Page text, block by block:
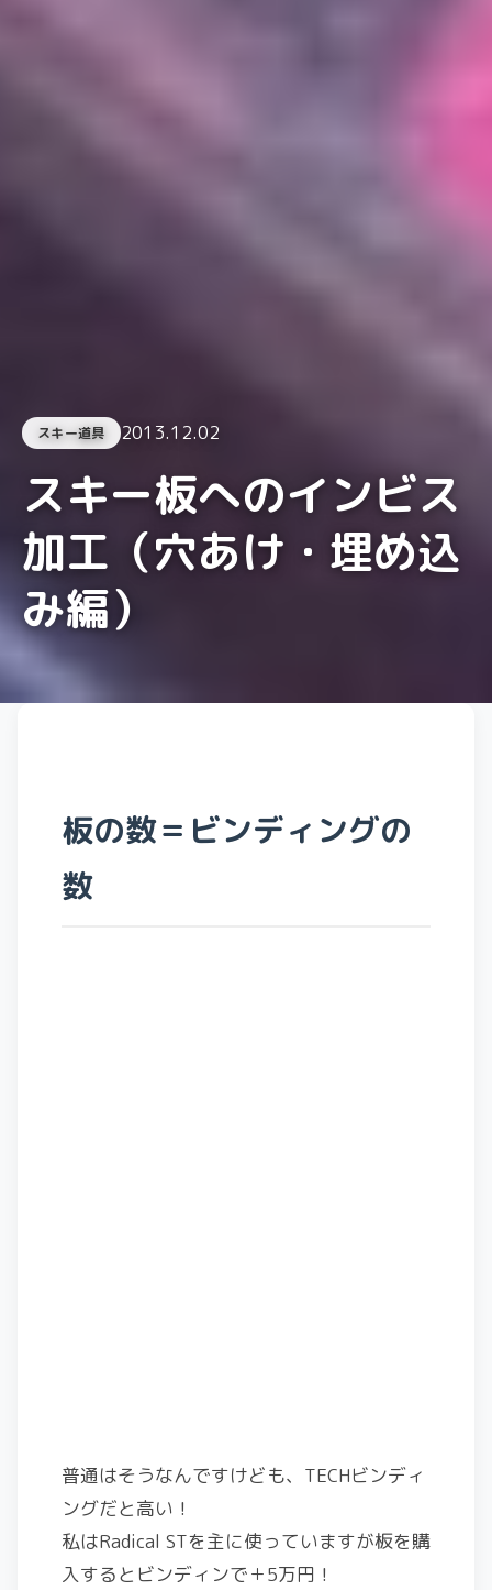
スキー道具 2013.12.02
スキー板へのインビス
加工（穴あけ・埋め込
み編）
板の数＝ビンディングの
数
普通はそうなんですけども、TECHビンディ
ングだと高い！
私はRadical STを主に使っていますが板を購
入するとビンディンで＋5万円！